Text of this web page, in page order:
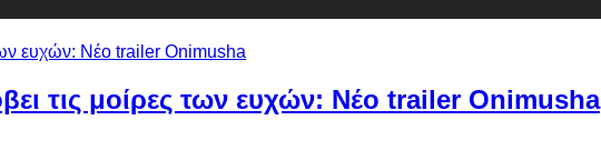
τις μοίρες των ευχών: Νέο trailer Onimusha